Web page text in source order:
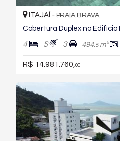
ITAJAÍ - PRAIA BRAVA
Cobertura Duplex no Edifício
4 5 3 494,5m²
R$ 14.981.760,00